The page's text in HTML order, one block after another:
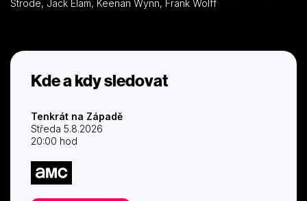
Strode, Jack Elam, Keenan Wynn, Frank Wolff
Kde a kdy sledovat
Tenkrát na Západě
Středa 5.8.2026
20:00 hod